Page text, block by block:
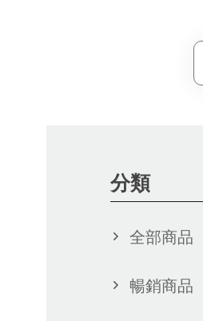
分類
全部商品
暢銷商品